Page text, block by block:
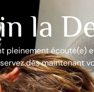
la
pleinement écouté(e)
dès maintenant